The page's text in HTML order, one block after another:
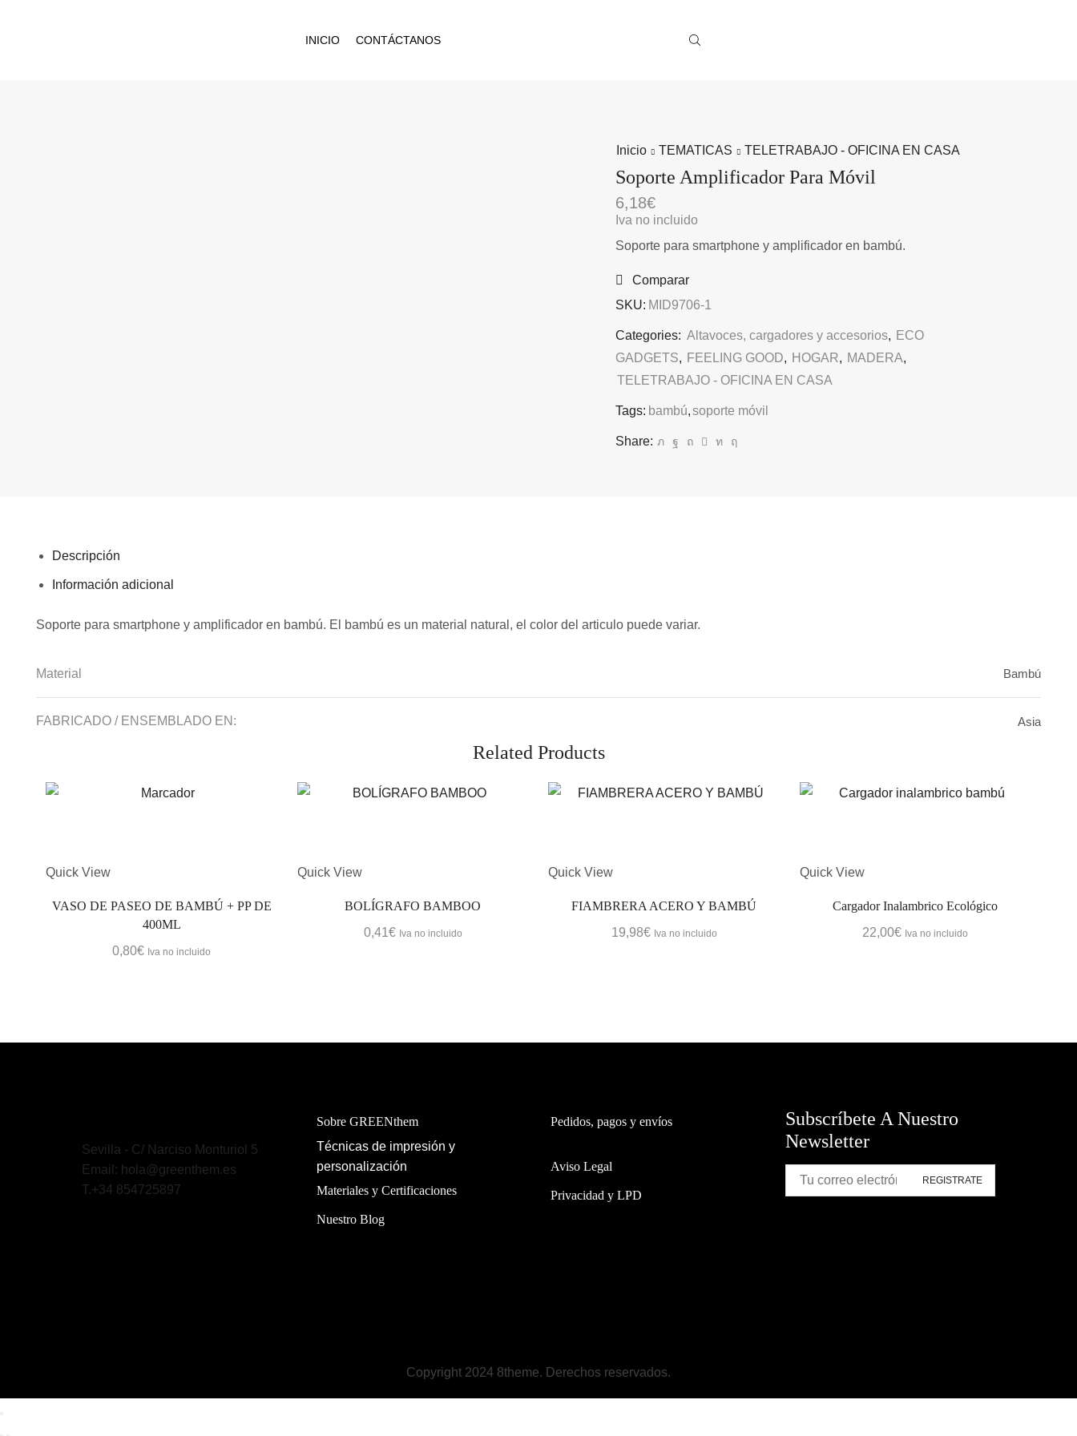
INICIO CONTÁCTANOS
Inicio TEMATICAS TELETRABAJO - OFICINA EN CASA
Soporte Amplificador Para Móvil
6,18€
Iva no incluido
Soporte para smartphone y amplificador en bambú.
Comparar
SKU: MID9706-1
Categories: Altavoces, cargadores y accesorios, ECO
GADGETS, FEELING GOOD, HOGAR, MADERA,
TELETRABAJO - OFICINA EN CASA
Tags: bambú,soporte móvil
Share:
Descripción
Información adicional
Soporte para smartphone y amplificador en bambú. El bambú es un material natural, el color del articulo puede variar.
Material Bambú
FABRICADO / ENSEMBLADO EN: Asia
Related Products
Quick View
VASO DE PASEO DE BAMBÚ + PP DE
400ML
0,80€ Iva no incluido
Quick View
BOLÍGRAFO BAMBOO
0,41€ Iva no incluido
Quick View
FIAMBRERA ACERO Y BAMBÚ
19,98€ Iva no incluido
Quick View
Cargador Inalambrico Ecológico
22,00€ Iva no incluido
Sevilla - C/ Narciso Monturiol 5
Email: hola@greenthem.es
T.+34 854725897
Sobre GREENthem
Técnicas de impresión y
personalización
Materiales y Certificaciones
Nuestro Blog
Pedidos, pagos y envíos
Aviso Legal
Privacidad y LPD
Subscríbete A Nuestro
Newsletter
Copyright 2024 8theme. Derechos reservados.